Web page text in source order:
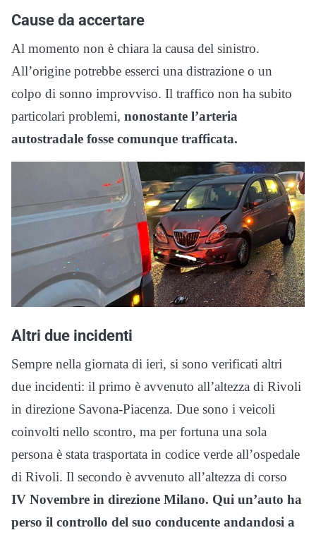
Cause da accertare
Al momento non è chiara la causa del sinistro.
All’origine potrebbe esserci una distrazione o un
colpo di sonno improvviso. Il traffico non ha subito
particolari problemi, nonostante l’arteria
autostradale fosse comunque trafficata.
Altri due incidenti
Sempre nella giornata di ieri, si sono verificati altri
due incidenti: il primo è avvenuto all’altezza di Rivoli
in direzione Savona-Piacenza. Due sono i veicoli
coinvolti nello scontro, ma per fortuna una sola
persona è stata trasportata in codice verde all’ospedale
di Rivoli. Il secondo è avvenuto all’altezza di corso
IV Novembre in direzione Milano. Qui un’auto ha
perso il controllo del suo conducente andandosi a